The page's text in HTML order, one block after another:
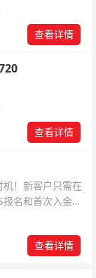
查看详情
查看详情
！新客户只需在
名和首次入金即
查看详情